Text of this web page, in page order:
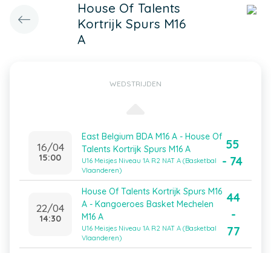
House Of Talents
Kortrijk Spurs M16
A
WEDSTRIJDEN
16/04
15:00
East Belgium BDA M16 A - House Of
Talents Kortrijk Spurs M16 A
U16 Meisjes Niveau 1A R2 NAT A (Basketbal
Vlaanderen)
55
- 74
22/04
14:30
House Of Talents Kortrijk Spurs M16
A - Kangoeroes Basket Mechelen
M16 A
U16 Meisjes Niveau 1A R2 NAT A (Basketbal
Vlaanderen)
44
-
77